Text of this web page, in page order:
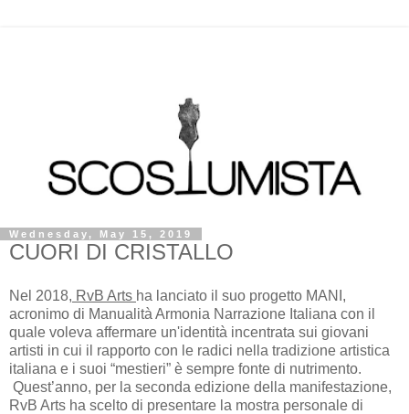
Wednesday, May 15, 2019
CUORI DI CRISTALLO
Nel 2018, RvB Arts ha lanciato il suo progetto MANI,
acronimo di Manualità Armonia Narrazione Italiana con il
quale voleva affermare un'identità incentrata sui giovani
artisti in cui il rapporto con le radici nella tradizione artistica
italiana e i suoi “mestieri” è sempre fonte di nutrimento.
Quest’anno, per la seconda edizione della manifestazione,
RvB Arts ha scelto di presentare la mostra personale di